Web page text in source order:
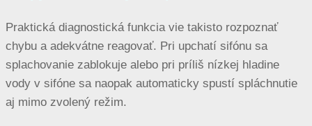
Praktická diagnostická funkcia vie takisto rozpoznať
chybu a adekvátne reagovať. Pri upchatí sifónu sa
splachovanie zablokuje alebo pri príliš nízkej hladine
vody v sifóne sa naopak automaticky spustí spláchnutie
aj mimo zvolený režim.